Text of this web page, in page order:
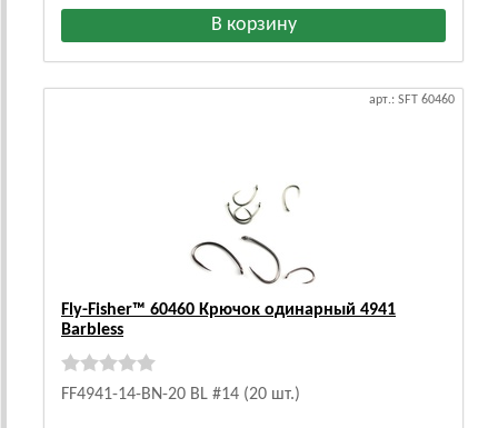
арт.: SFT 60460
Fly-Fisher™ 60460 Крючок одинарный 4941
Barbless
FF4941-14-BN-20 BL #14 (20 шт.)